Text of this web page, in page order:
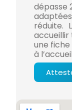
dépasse
réduite.
accueillir
une fiche
à